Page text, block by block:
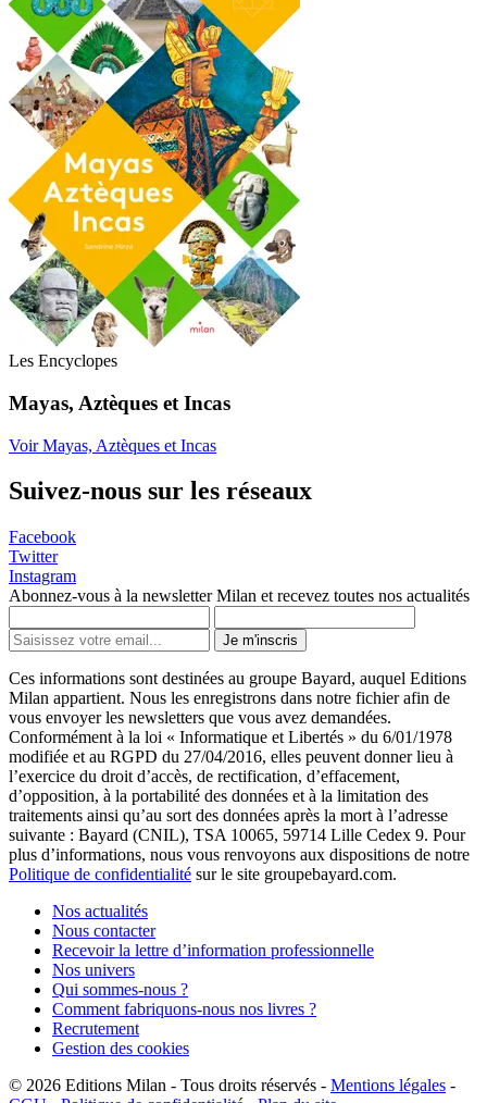
Les Encyclopes
Mayas, Aztèques et Incas
Voir Mayas, Aztèques et Incas
Suivez-nous sur les réseaux
Facebook
Twitter
Instagram
Abonnez-vous à la newsletter Milan et recevez toutes nos actualités
Je m'inscris
Ces informations sont destinées au groupe Bayard, auquel Editions
Milan appartient. Nous les enregistrons dans notre fichier afin de
vous envoyer les newsletters que vous avez demandées.
Conformément à la loi « Informatique et Libertés » du 6/01/1978
modifiée et au RGPD du 27/04/2016, elles peuvent donner lieu à
l’exercice du droit d’accès, de rectification, d’effacement,
d’opposition, à la portabilité des données et à la limitation des
traitements ainsi qu’au sort des données après la mort à l’adresse
suivante : Bayard (CNIL), TSA 10065, 59714 Lille Cedex 9. Pour
plus d’informations, nous vous renvoyons aux dispositions de notre
Politique de confidentialité sur le site groupebayard.com.
Nos actualités
Nous contacter
Recevoir la lettre d’information professionnelle
Nos univers
Qui sommes-nous ?
Comment fabriquons-nous nos livres ?
Recrutement
Gestion des cookies
© 2026 Editions Milan - Tous droits réservés - Mentions légales -